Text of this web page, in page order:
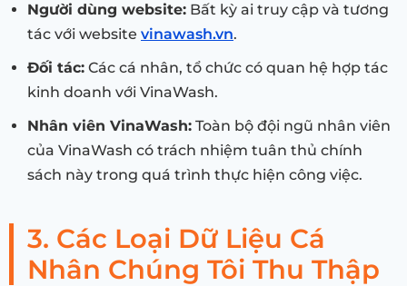
Người dùng website: Bất kỳ ai truy cập và tương
tác với website vinawash.vn.
Đối tác: Các cá nhân, tổ chức có quan hệ hợp tác
kinh doanh với VinaWash.
Nhân viên VinaWash: Toàn bộ đội ngũ nhân viên
của VinaWash có trách nhiệm tuân thủ chính
sách này trong quá trình thực hiện công việc.
3. Các Loại Dữ Liệu Cá
Nhân Chúng Tôi Thu Thập